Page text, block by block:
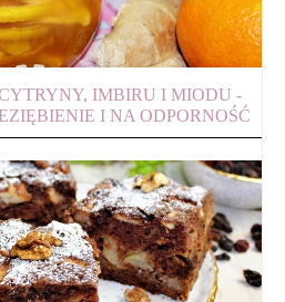
IMBIRU I MIODU -
I NA ODPORNOŚĆ